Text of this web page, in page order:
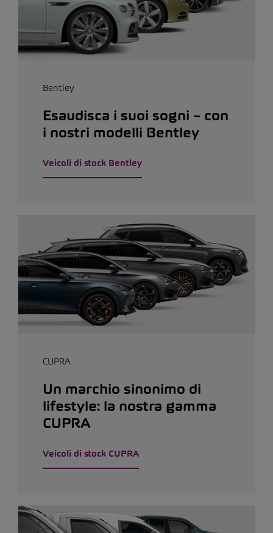
Bentley
Esaudisca i suoi sogni – con
i nostri modelli Bentley
Veicoli di stock Bentley
CUPRA
Un marchio sinonimo di
lifestyle: la nostra gamma
CUPRA
Veicoli di stock CUPRA